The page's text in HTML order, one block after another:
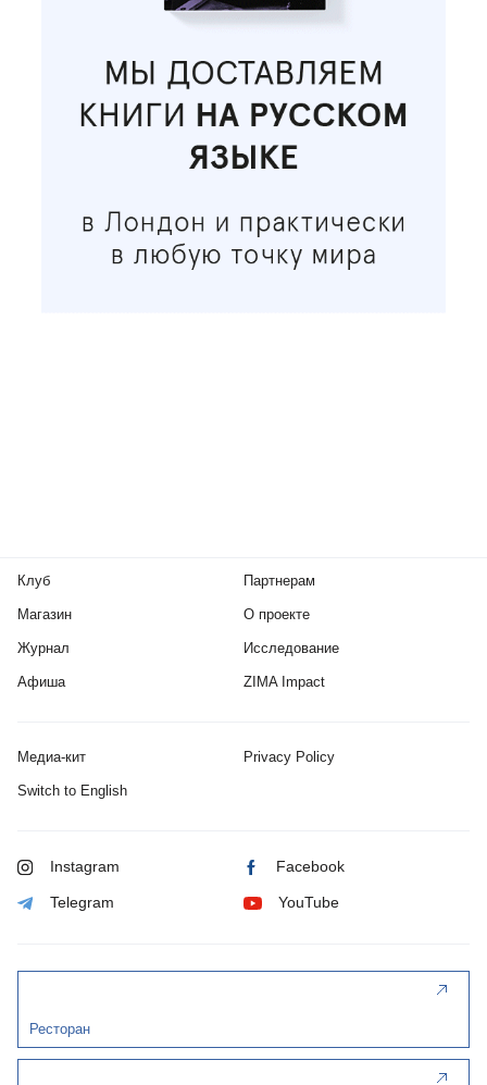
Клуб
Магазин
Журнал
Афиша
Партнерам
О проекте
Исследование
ZIMA Impact
Медиа-кит Privacy Policy
Switch to English
Instagram Facebook
Telegram YouTube
Ресторан